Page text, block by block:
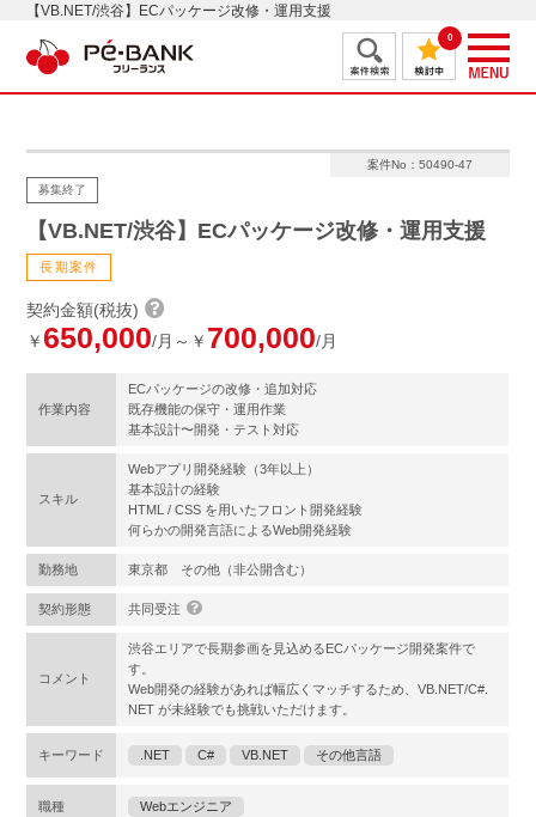
【VB.NET/渋谷】ECパッケージ改修・運用支援
0
案件No：50490-47
募集終了
【VB.NET/渋谷】ECパッケージ改修・運用支援
長期案件
契約金額(税抜)
￥ 650,000/月～￥ 700,000/月
作業内容
ECパッケージの改修・追加対応
既存機能の保守・運用作業
基本設計〜開発・テスト対応
スキル
Webアプリ開発経験（3年以上）
基本設計の経験
HTML / CSS を用いたフロント開発経験
何らかの開発言語によるWeb開発経験
勤務地 東京都 その他（非公開含む）
契約形態 共同受注
コメント
渋谷エリアで長期参画を見込めるECパッケージ開発案件で
す。
Web開発の経験があれば幅広くマッチするため、VB.NET/C#.
NET が未経験でも挑戦いただけます。
キーワード .NET C# VB.NET その他言語
職種 Webエンジニア